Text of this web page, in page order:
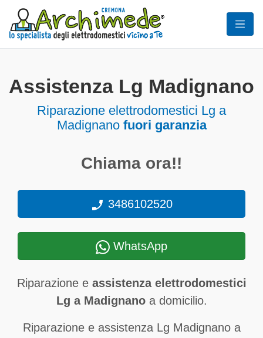
Assistenza Lg Madignano
Riparazione elettrodomestici Lg a
Madignano fuori garanzia
Chiama ora!!
3486102520
WhatsApp
Riparazione e assistenza elettrodomestici
Lg a Madignanoa domicilio.
Riparazione e assistenza Lg Madignano a